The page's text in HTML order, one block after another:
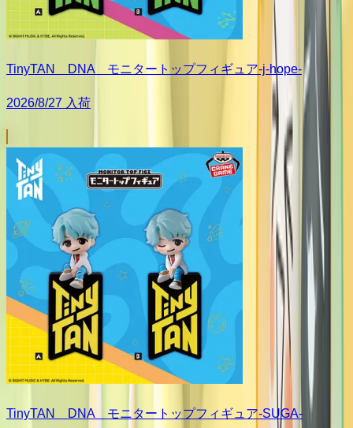
TinyTAN DNA モニタートップフィギュア-j-hope-
2026/8/27 入荷
TinyTAN DNA モニタートップフィギュア-SUGA-